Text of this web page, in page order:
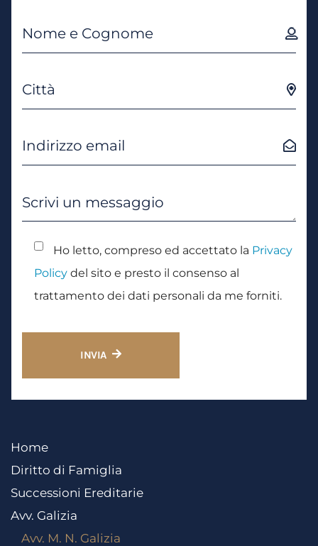
Ho letto, compreso ed accettato la Privacy
Policy del sito e presto il consenso al
trattamento dei dati personali da me forniti.
INVIA
Home
Diritto di Famiglia
Successioni Ereditarie
Avv. Galizia
Avv. M. N. Galizia